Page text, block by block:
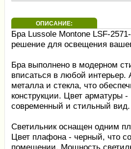
ОПИСАНИЕ:
Бра Lussole Montone LSF-
решение для освещения
Бра выполнено в модерном
вписаться в любой интерьер.
металла и стекла, что
конструкции. Цвет арматуры
современный и стильный вид.
Светильник оснащен одним
Цвет плафона - черный, что